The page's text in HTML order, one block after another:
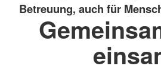
Betreuung, auch für